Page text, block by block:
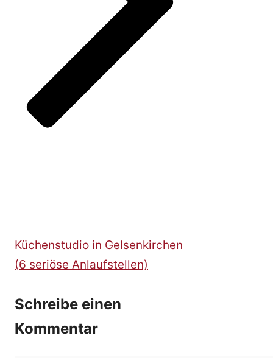
Küchenstudio in Gelsenkirchen
(6 seriöse Anlaufstellen)
Schreibe einen
Kommentar